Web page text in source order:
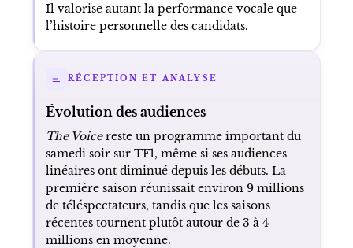
Il valorise autant la performance vocale que
l’histoire personnelle des candidats.
RÉCEPTION ET ANALYSE
Évolution des audiences
The Voicereste un programme important du
samedi soir sur TF1, même si ses audiences
linéaires ont diminué depuis les débuts. La
première saison réunissait environ 9 millions
de téléspectateurs, tandis que les saisons
récentes tournent plutôt autour de 3 à 4
millions en moyenne.